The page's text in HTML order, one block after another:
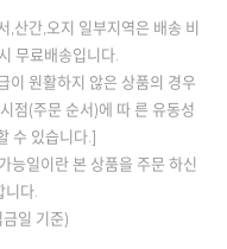
,산간,오지 일부지역은 배송 비
무료배송입니다.
이 원활하지 않은 상품의 경우
점(주문 순서)에 따 른 유동성
수 있습니다.]
능일이란 본 상품을 주문 하신
니다.
일 기준)